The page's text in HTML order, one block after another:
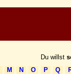
Du willst
M N O P Q